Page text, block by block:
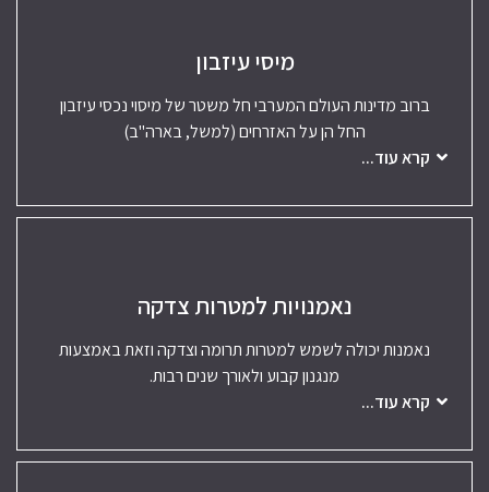
מיסי עיזבון
ברוב מדינות העולם המערבי חל משטר של מיסוי נכסי עיזבון
החל הן על האזרחים (למשל, בארה"ב)
קרא עוד...
נאמנויות למטרות צדקה
נאמנות יכולה לשמש למטרות תרומה וצדקה וזאת באמצעות
מנגנון קבוע ולאורך שנים רבות.
קרא עוד...